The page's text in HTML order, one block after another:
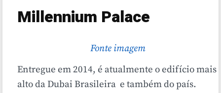
Millennium Palace
Fonte imagem
Entregue em 2014, é atualmente o edifício mais
alto da Dubai Brasileira e também do país.